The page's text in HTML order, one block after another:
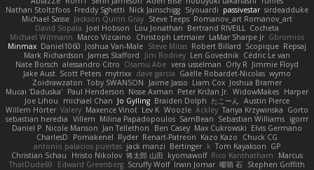
Nathan Stoltzfoos Freddy Sghetti Nick Jainschigg Siyouardi passivestar sirdeadduke
Michael Sasse Jackson Quinn Gray Steve Teeps Romanov_art Romanov_art
David Sopala Joel Hobson Lou Jonathan Bertrand RIVEILL Cocheta
Michael Witmann Marco Vizcaino Christoph Letmaier LaMar Sharpe Jr Gbromios
Minmax Daniel1060 Joshua Van-Male Steve Mitas Robert Billard Scopique Repsaj
Mark Richardson James Stafford Jim Rodney Len Govednik Cédric Le van
Nate Borsch alessandro Citro Osamu Abe vera usselman Orly R Jimmie Floyd
Jake Aust Scott Peters mytrixx dave garcia Gaëlle Robardet-Nicolas wymo
Zoidrawzaton Toby SWANSON Jaime Jasso Liam Cox Joshua Bramer
Mucai 'Daduska' Paul Henderson Nisse Axman Peter Križan Jr. WidowMakes Harper
Joe Lihou
michael Chan Jo Gylling Braiden Dolph たこーん Austin Pierce
Willem Hörter Valery Maxence Vinot Lev K Woozle Ackley Tanya Krzywinska Gorto
sebastian heredia Villem Milina Papadopoulos SamBean Sebastian Williams igorrr
Daniel P Nicole Manson Jan Tellethon Ben Casey Max Cukrowski Elvis Germano
CharlesD
Pomakenel Ryder Renart-Patreon Kazo Kazo
Chuck CG
antonio palacios puertas jack manzi Bertinger k Tom Kayakson GP
Christian Schau
Hristo Nikolov 将太郎 山田 kyomawolf Rico Kanthatham
Marcus
ThatDude69
Edward Greenberg Scruffy Wolf Irwin Jomar 曜萌 石 Stephen Griffith